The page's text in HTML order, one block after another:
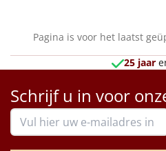
Pagina is voor het laatst
25 jaar
Schrijf u in voor